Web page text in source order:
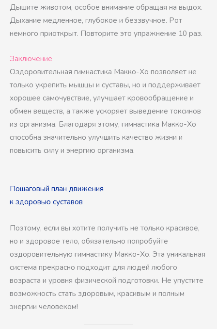
Дышите животом, особое внимание обращая на выдох.
Дыхание медленное, глубокое и беззвучное. Рот
немного приоткрыт. Повторите это упражнение 10 раз.
Заключение
Оздоровительная гимнастика Макко-Хо позволяет не
только укрепить мышцы и суставы, но и поддерживает
хорошее самочувствие, улучшает кровообращение и
обмен веществ, а также ускоряет выведение токсинов
из организма. Благодаря этому, гимнастика Макко-Хо
способна значительно улучшить качество жизни и
повысить силу и энергию организма.
Пошаговый план движения
к здоровью суставов
Поэтому, если вы хотите получить не только красивое,
но и здоровое тело, обязательно попробуйте
оздоровительную гимнастику Макко-Хо. Эта уникальная
система прекрасно подходит для людей любого
возраста и уровня физической подготовки. Не упустите
возможность стать здоровым, красивым и полным
энергии человеком!